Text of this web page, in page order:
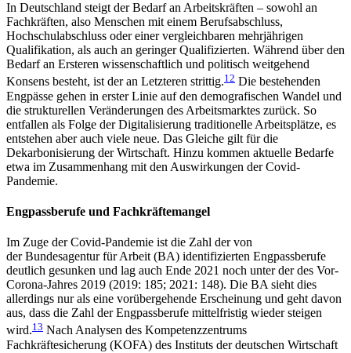
In Deutschland steigt der Bedarf an Arbeitskräften – sowohl an
Fachkräften, also Menschen mit einem Berufsabschluss,
Hochschulabschluss oder einer ver­gleichbaren mehrjährigen
Qualifikation, als auch an geringer Qualifizierten. Während über den
Bedarf an Ersteren wissenschaftlich und politisch weitgehend
Konsens besteht, ist der an Letzteren strittig.12 Die bestehenden
Engpässe gehen in erster Linie auf den demografischen Wandel und
die strukturellen Ver­änderungen des Arbeitsmarktes zurück. So
entfallen als Folge der Digitalisierung traditionelle Arbeitsplätze, es
entstehen aber auch viele neue. Das Gleiche gilt für die
Dekarbonisierung der Wirtschaft. Hinzu kom­men aktuelle Bedarfe
etwa im Zusammenhang mit den Auswirkungen der Covid-
Pandemie.
Engpassberufe und Fachkräftemangel
Im Zuge der Covid-Pandemie ist die Zahl der von
der Bundesagentur für Arbeit (BA) identifizierten Engpass­berufe
deutlich gesunken und lag auch Ende 2021 noch unter der des Vor-
Corona-Jahres 2019 (2019: 185; 2021: 148). Die BA sieht dies
allerdings nur als eine vorübergehende Erscheinung und geht davon
aus, dass die Zahl der Engpassberufe mittelfristig wieder steigen
wird.13 Nach Analysen des Kom­pe­tenzzentrums
Fachkräftesicherung (KOFA) des Insti­tuts der deutschen Wirtschaft